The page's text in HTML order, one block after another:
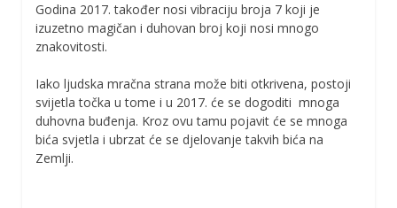
Godina 2017. također nosi vibraciju broja 7 koji je
izuzetno magičan i duhovan broj koji nosi mnogo
znakovitosti.
Iako ljudska mračna strana može biti otkrivena, postoji
svijetla točka u tome i u 2017. će se dogoditi mnoga
duhovna buđenja. Kroz ovu tamu pojavit će se mnoga
bića svjetla i ubrzat će se djelovanje takvih bića na
Zemlji.